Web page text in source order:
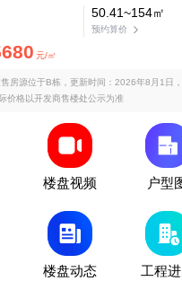
50.41~154㎡
预约算价
元/㎡
售房源位于B栋，更新时间：2026年8月1日
价格以开发商售楼处公示为准
楼盘视频 户型
楼盘动态 工程